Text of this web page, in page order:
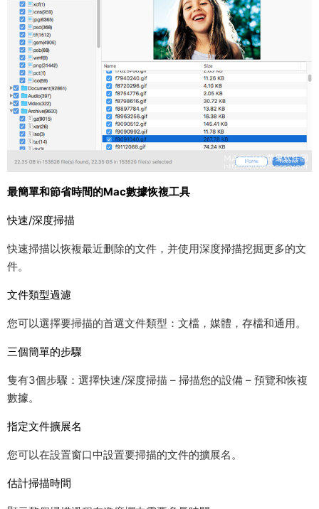
最簡單和節省時間的Mac數據恢複工具
快速/深度掃描
快速掃描以恢複最近删除的文件，并使用深度掃描挖掘更多的文
件。
文件類型過濾
您可以選擇要掃描的首選文件類型：文檔，媒體，存檔和通用。
三個簡單的步驟
隻有3個步驟：選擇快速/深度掃描 – 掃描您的設備 – 預覽和恢複
數據。
指定文件擴展名
您可以在設置窗口中設置要掃描的文件的擴展名。
估計掃描時間